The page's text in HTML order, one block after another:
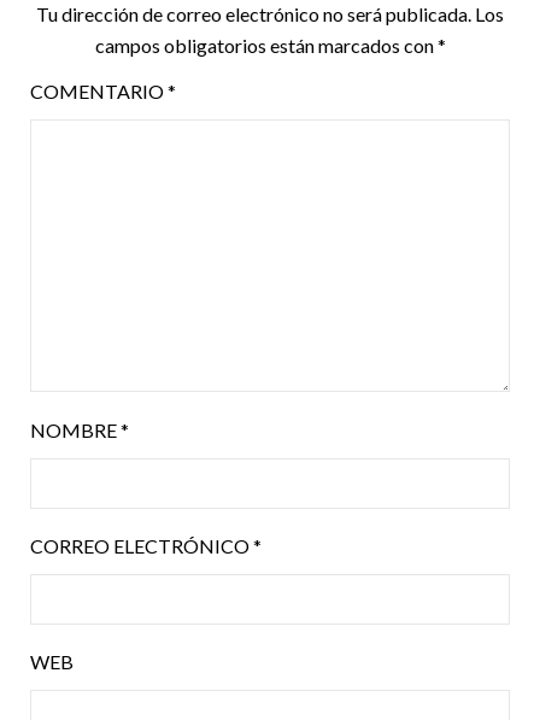
Tu dirección de correo electrónico no será publicada. Los
campos obligatorios están marcados con*
COMENTARIO*
NOMBRE*
CORREO ELECTRÓNICO*
WEB